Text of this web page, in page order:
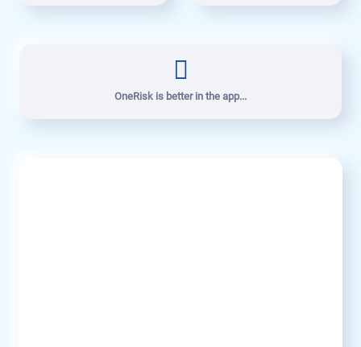
OneRisk is better in the app...